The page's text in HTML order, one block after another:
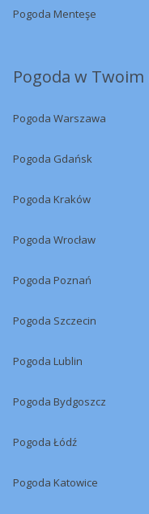
Pogoda Menteşe
Pogoda w Twoim
Pogoda Warszawa
Pogoda Gdańsk
Pogoda Kraków
Pogoda Wrocław
Pogoda Poznań
Pogoda Szczecin
Pogoda Lublin
Pogoda Bydgoszcz
Pogoda Łódź
Pogoda Katowice